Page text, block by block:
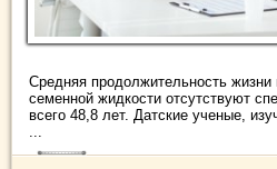
Средняя продолжительность
семенной жидкости отсутствуют
всего 48,8 лет. Датские ученые,